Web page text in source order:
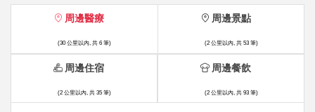
周邊醫療
(30 公里以內, 共 6 筆)
周邊景點
(2 公里以內, 共 53 筆)
周邊住宿
(2 公里以內, 共 35 筆)
周邊餐飲
(2 公里以內, 共 93 筆)